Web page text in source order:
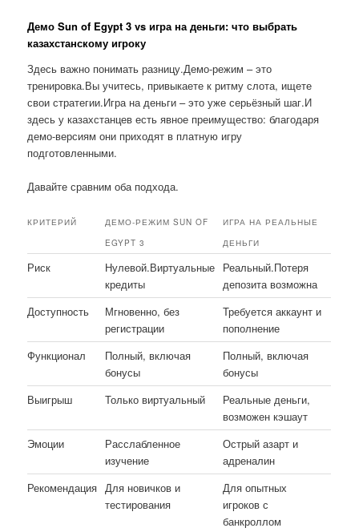
Демо Sun of Egypt 3 vs игра на деньги: что выбрать
казахстанскому игроку
Здесь важно понимать разницу.Демо-режим – это
тренировка.Вы учитесь, привыкаете к ритму слота, ищете
свои стратегии.Игра на деньги – это уже серьёзный шаг.И
здесь у казахстанцев есть явное преимущество: благодаря
демо-версиям они приходят в платную игру
подготовленными.
Давайте сравним оба подхода.
КРИТЕРИЙ
ДЕМО-РЕЖИМ SUN OF
EGYPT 3
ИГРА НА РЕАЛЬНЫЕ
ДЕНЬГИ
Риск
Нулевой.Виртуальные
кредиты
Реальный.Потеря
депозита возможна
Доступность
Мгновенно, без
регистрации
Требуется аккаунт и
пополнение
Функционал
Полный, включая
бонусы
Полный, включая
бонусы
Выигрыш
Только виртуальный
Реальные деньги,
возможен кэшаут
Эмоции
Расслабленное
изучение
Острый азарт и
адреналин
Рекомендация Для новичков и
тестирования
Для опытных
игроков с
банкроллом